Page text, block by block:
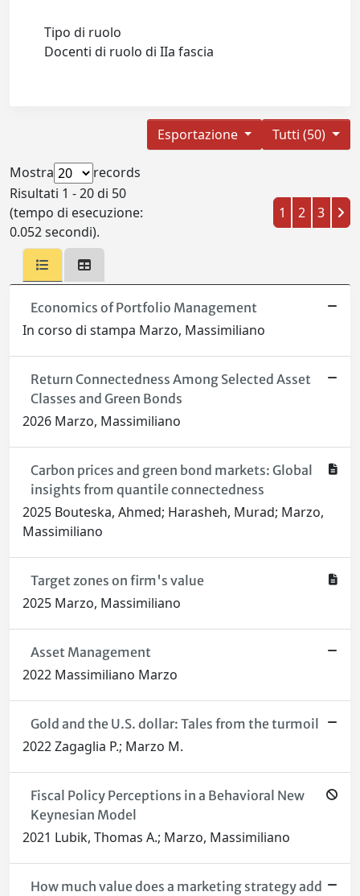
Tipo di ruolo
Docenti di ruolo di IIa fascia
Tutti (50)
Esportazione
Mostra
records
Risultati 1 - 20 di 50
(tempo di esecuzione:
0.052 secondi).
1 2 3
Economics of Portfolio Management
In corso di stampa Marzo, Massimiliano
Return Connectedness Among Selected Asset
Classes and Green Bonds
2026 Marzo, Massimiliano
Carbon prices and green bond markets: Global
insights from quantile connectedness
2025 Bouteska, Ahmed; Harasheh, Murad; Marzo,
Massimiliano
Target zones on firm's value
2025 Marzo, Massimiliano
Asset Management
2022 Massimiliano Marzo
Gold and the U.S. dollar: Tales from the turmoil
2022 Zagaglia P.; Marzo M.
Fiscal Policy Perceptions in a Behavioral New
Keynesian Model
2021 Lubik, Thomas A.; Marzo, Massimiliano
How much value does a marketing strategy add